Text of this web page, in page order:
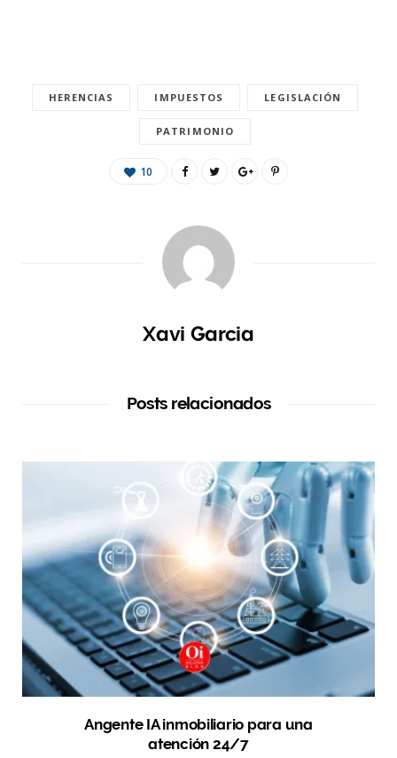
HERENCIAS IMPUESTOS LEGISLACIÓN
PATRIMONIO
10
Xavi Garcia
Posts relacionados
Angente IA inmobiliario para una
atención 24/7